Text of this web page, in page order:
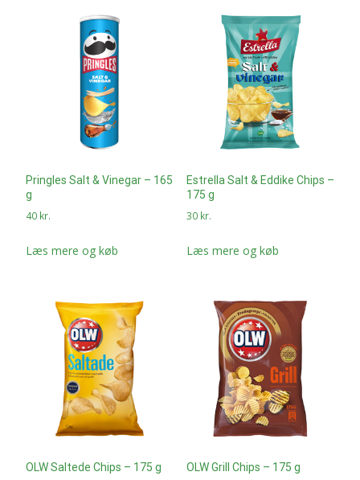
Pringles Salt & Vinegar – 165
g
40 kr.
Læs mere og køb
Estrella Salt & Eddike Chips –
175 g
30 kr.
Læs mere og køb
OLW Saltede Chips – 175 g OLW Grill Chips – 175 g